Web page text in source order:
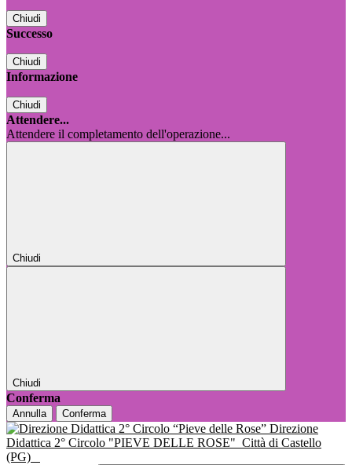
Chiudi
Successo
Chiudi
Informazione
Chiudi
Attendere...
Attendere il completamento dell'operazione...
Chiudi
Chiudi
Conferma
Annulla Conferma
Direzione
Didattica 2° Circolo "PIEVE DELLE ROSE" Città di Castello
(PG)